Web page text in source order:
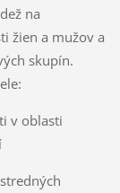
na
žien a mužov a
skupín.
v oblasti